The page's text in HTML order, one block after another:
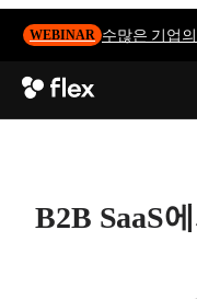
WEBINAR 수많은 기업
B2B SaaS